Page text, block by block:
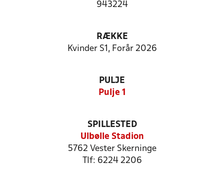
943224
RÆKKE
Kvinder S1, Forår 2026
PULJE
Pulje 1
SPILLESTED
Ulbølle Stadion
5762 Vester Skerninge
Tlf: 6224 2206